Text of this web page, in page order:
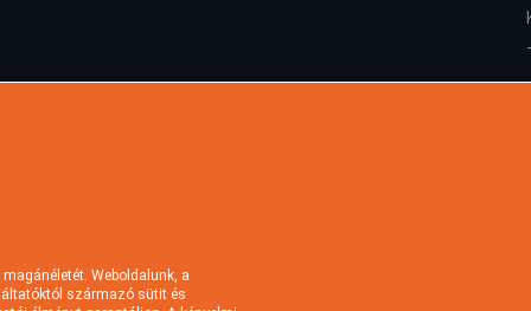
Weboldalunk, a
származó sütit és